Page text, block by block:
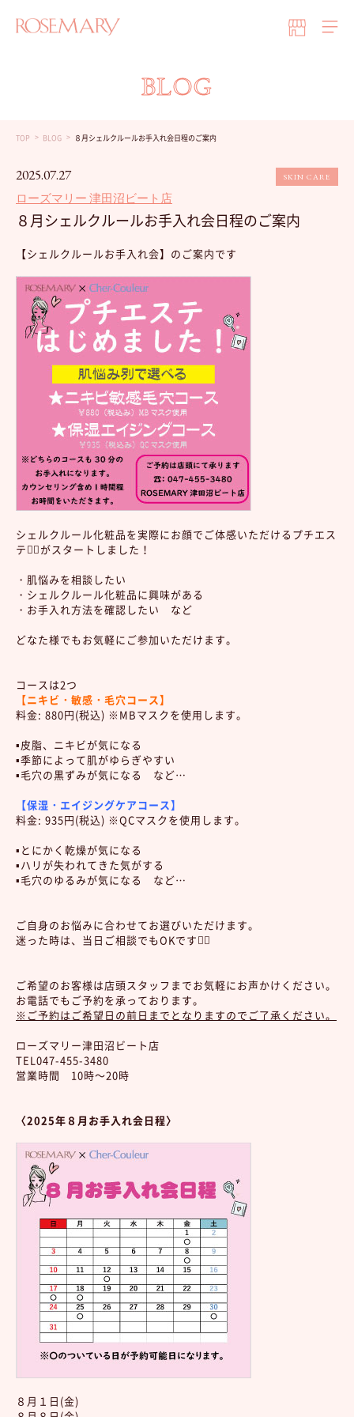
BLOG
TOP BLOG ８月シェルクルールお手入れ会日程のご案内
2025.07.27
ローズマリー 津田沼ビート店
SKIN CARE
８月シェルクルールお手入れ会日程のご案内
【シェルクルールお手入れ会】のご案内です
シェルクルール化粧品を実際にお顔でご体感いただけるプチエス
テ💆‍♀️がスタートしました！
・肌悩みを相談したい
・シェルクルール化粧品に興味がある
・お手入れ方法を確認したい など
どなた様でもお気軽にご参加いただけます。
コースは2つ
【ニキビ・敏感・毛穴コース】
料金: 880円(税込) ※MBマスクを使用します。
▪️皮脂、ニキビが気になる
▪️季節によって肌がゆらぎやすい
▪️毛穴の黒ずみが気になる など…
【保湿・エイジングケアコース】
料金: 935円(税込) ※QCマスクを使用します。
▪️とにかく乾燥が気になる
▪️ハリが失われてきた気がする
▪️毛穴のゆるみが気になる など…
ご自身のお悩みに合わせてお選びいただけます。
迷った時は、当日ご相談でもOKです🙆‍♀️
ご希望のお客様は店頭スタッフまでお気軽にお声かけください。
お電話でもご予約を承っております。
※ご予約はご希望日の前日までとなりますのでご了承ください。
ローズマリー津田沼ビート店
TEL047-455-3480
営業時間 10時～20時
〈2025年８ 月お手入れ会日程〉
８月１日(金)